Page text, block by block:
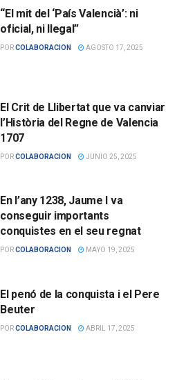
“El mit del ‘País Valencià’: ni
oficial, ni llegal”
PORCOLABORACION AGOSTO 17, 2025
El Crit de Llibertat que va canviar
l’Història del Regne de Valencia
1707
PORCOLABORACION JUNIO 25, 2025
En l’any 1238, Jaume I va
conseguir importants
conquistes en el seu regnat
PORCOLABORACION MAYO 19, 2025
El penó de la conquista i el Pere
Beuter
PORCOLABORACION ABRIL 17, 2025